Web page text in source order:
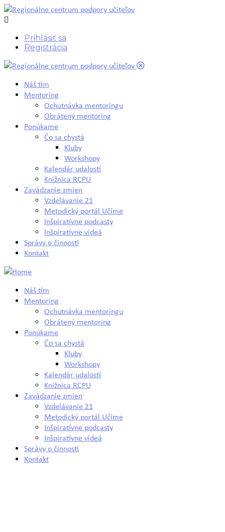
Prihlásiť sa
Registrácia
Náš tím
Mentoring
Ochutnávka mentoringu
Obrátený mentoring
Ponúkame
Čo sa chystá
Kluby
Workshopy
Kalendár udalostí
Knižnica RCPU
Zavádzanie zmien
Vzdelávanie 21
Metodický portál Učíme
Inšpiratívne podcasty
Inšpiratívne videá
Správy o činnosti
Kontakt
Náš tím
Mentoring
Ochutnávka mentoringu
Obrátený mentoring
Ponúkame
Čo sa chystá
Kluby
Workshopy
Kalendár udalostí
Knižnica RCPU
Zavádzanie zmien
Vzdelávanie 21
Metodický portál Učíme
Inšpiratívne podcasty
Inšpiratívne videá
Správy o činnosti
Kontakt